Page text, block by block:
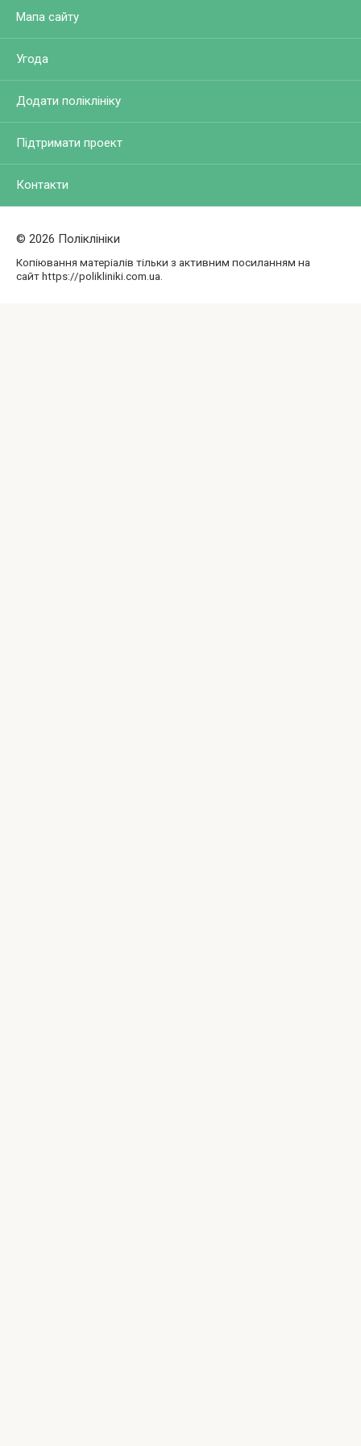
Мапа сайту
Угода
Додати поліклініку
Підтримати проект
Контакти
© 2026 Поліклініки
Копіювання матеріалів тільки з активним посиланням на
сайт https://polikliniki.com.ua.